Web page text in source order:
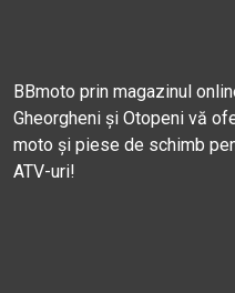
BBmoto prin magazinul
Gheorgheni și Otopeni vă
moto și piese de schimb
ATV-uri!